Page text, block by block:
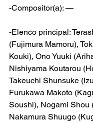
-Compositor(a): —
-Elenco principal:
(Fujimura Mamoru),
Kouki), Ono Yuuki
Nishiyama Koutarou (
Takeuchi Shunsuke (
Furukawa Makoto (
Soushi), Nogami Shou
Nakamura Shuugo